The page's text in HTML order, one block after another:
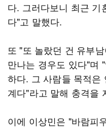
다. 그러다보니 최근 기
다"고 말했다.
또 "또 놀랐던 건 유부
만나는 경우도 있다"며
하다. 그 사람들 목적은
계다"라고 말해 충격을
이에 이상민은 "바람피